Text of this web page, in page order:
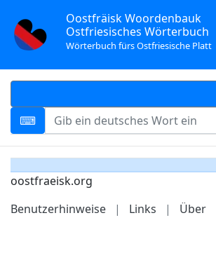
Oostfräisk Woordenbauk
Ostfriesisches Wörterbuch
Wörterbuch fürs Ostfriesische Platt
oostfraeisk.org
Benutzerhinweise
| Links | Über